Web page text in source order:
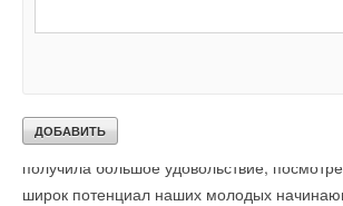
подход к проблематике
поведенческие, экономические,
вопросы. Получились очень интересные
получила большое удовольствие,
широк потенциал наших молодых